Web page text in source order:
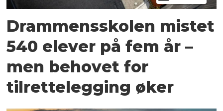
Drammensskolen mistet
540 elever på fem år –
men behovet for
tilrettelegging øker